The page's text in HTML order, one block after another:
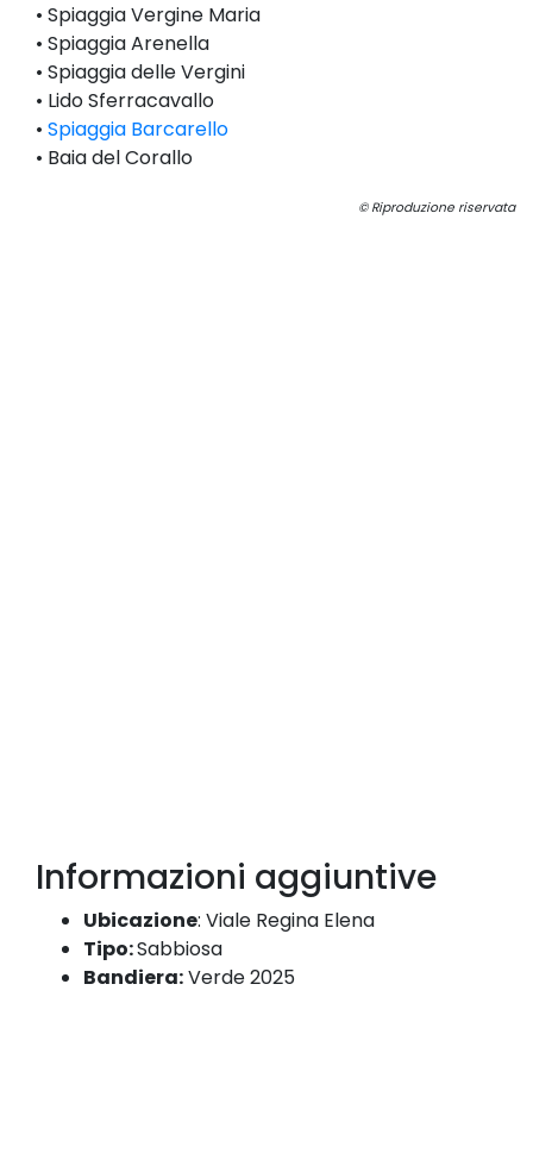
• Spiaggia Vergine Maria
• Spiaggia Arenella
• Spiaggia delle Vergini
• Lido Sferracavallo
• Spiaggia Barcarello
• Baia del Corallo
© Riproduzione riservata
Informazioni aggiuntive
Ubicazione: Viale Regina Elena
Tipo:Sabbiosa
Bandiera:Verde 2025